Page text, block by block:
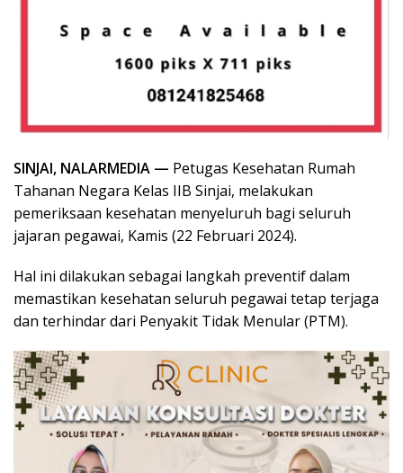
SINJAI, NALARMEDIA — Petugas Kesehatan Rumah
Tahanan Negara Kelas IIB Sinjai, melakukan
pemeriksaan kesehatan menyeluruh bagi seluruh
jajaran pegawai, Kamis (22 Februari 2024).
Hal ini dilakukan sebagai langkah preventif dalam
memastikan kesehatan seluruh pegawai tetap terjaga
dan terhindar dari Penyakit Tidak Menular (PTM).